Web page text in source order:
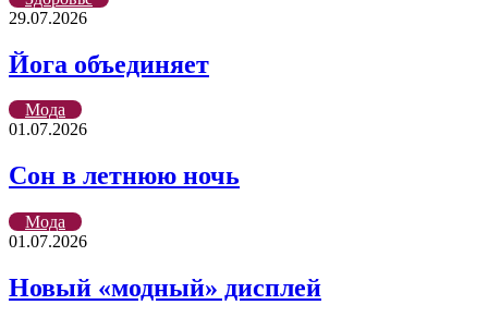
29.07.2026
Йога объединяет
Мода
01.07.2026
Сон в летнюю ночь
Мода
01.07.2026
Новый «модный» дисплей